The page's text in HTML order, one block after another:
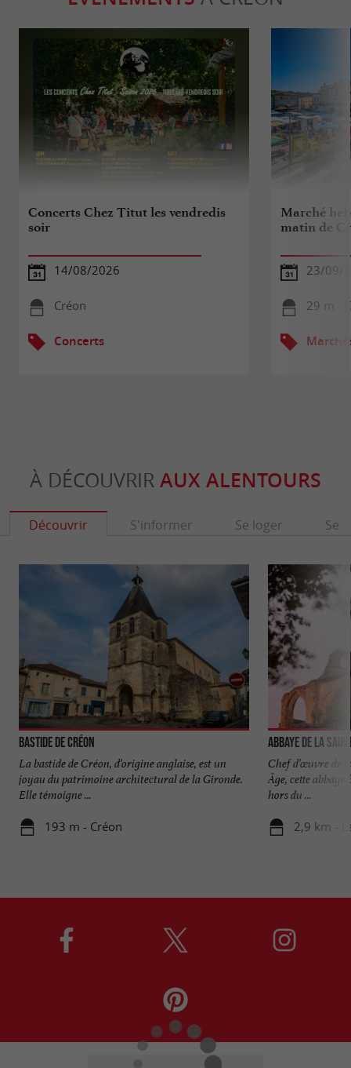
Concerts Chez Titut les vendredis
soir
14/08/2026
Créon
Concerts
Marché
matin de
23/09/
29 m -
À DÉCOUVRIR AUX ALENTOURS
Découvrir S'informer Se loger Se
Bastide de Créon
La bastide de Créon, d’origine anglaise, est un
joyau du patrimoine architectural de la Gironde.
Elle témoigne ...
193 m - Créon
Abbaye de La
Chef d’œuvre de
Âge, cette
hors du ...
2,9 km -